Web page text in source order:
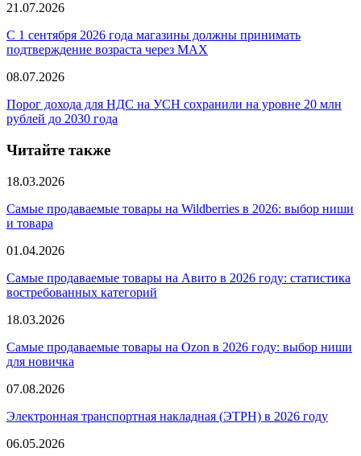
21.07.2026
С 1 сентября 2026 года магазины должны принимать
подтверждение возраста через MAX
08.07.2026
Порог дохода для НДС на УСН сохранили на уровне 20 млн
рублей до 2030 года
Читайте также
18.03.2026
Самые продаваемые товары на Wildberries в 2026: выбор ниши
и товара
01.04.2026
Самые продаваемые товары на Авито в 2026 году: статистика
востребованных категорий
18.03.2026
Самые продаваемые товары на Ozon в 2026 году: выбор ниши
для новичка
07.08.2026
Электронная транспортная накладная (ЭТРН) в 2026 году
06.05.2026